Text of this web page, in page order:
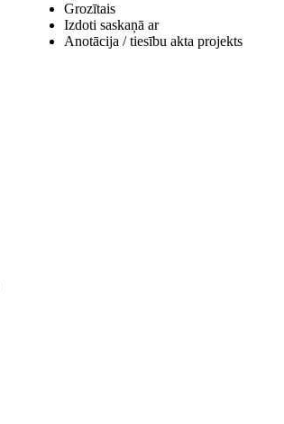
Grozītais
Izdoti saskaņā ar
Anotācija / tiesību akta projekts